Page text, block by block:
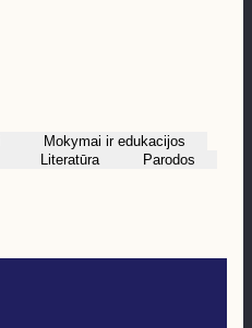
Mokymai ir edukacijos
Literatūra
Parodos